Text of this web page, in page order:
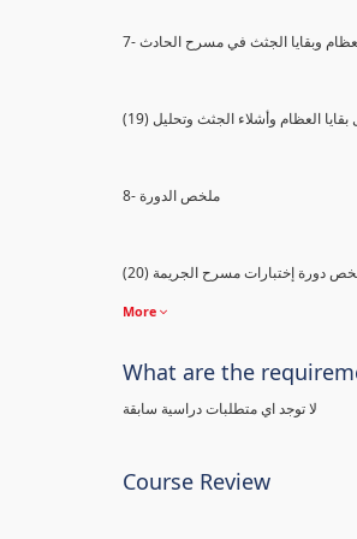
وبقايا الجثث في مسرح الحادث
8- ملخص الدورة
ملخص دورة إختبارات مسرح الجريمة
More
What are the
لا توجد اي متطلبات دراسية سابقة
Course Review